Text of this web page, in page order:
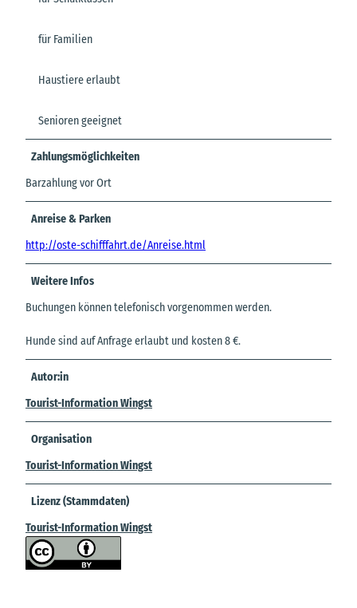
für Familien
Haustiere erlaubt
Senioren geeignet
Zahlungsmöglichkeiten
Barzahlung vor Ort
Anreise & Parken
http://oste-schifffahrt.de/Anreise.html
Weitere Infos
Buchungen können telefonisch vorgenommen werden.
Hunde sind auf Anfrage erlaubt und kosten 8 €.
Autor:in
Tourist-Information Wingst
Organisation
Tourist-Information Wingst
Lizenz (Stammdaten)
Tourist-Information Wingst